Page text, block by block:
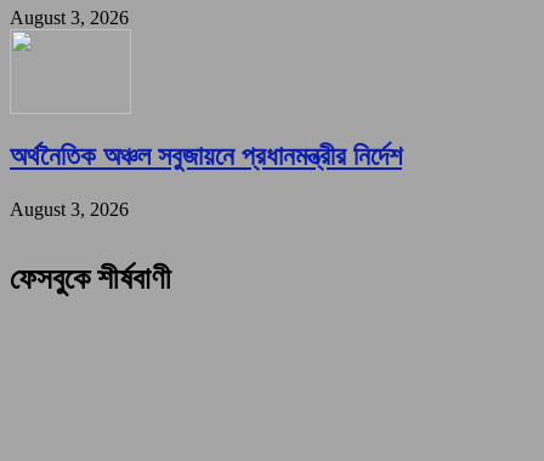
August 3, 2026
অর্থনৈতিক অঞ্চল সবুজায়নে প্রধানমন্ত্রীর নির্দেশ
August 3, 2026
ফেসবুকে শীর্ষবাণী